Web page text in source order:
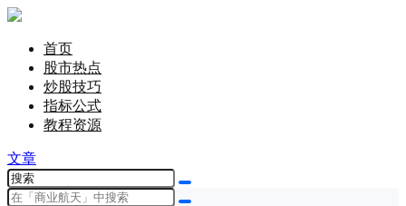
首页
股市热点
炒股技巧
指标公式
教程资源
文章